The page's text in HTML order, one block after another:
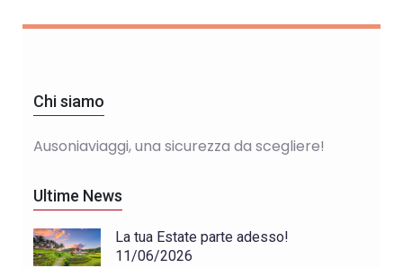
Chi siamo
Ausoniaviaggi, una sicurezza da scegliere!
Ultime News
La tua Estate parte adesso!
11/06/2026